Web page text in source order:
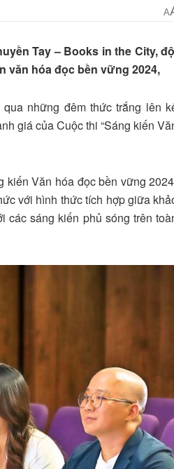
A
Tay – Books in the City,
văn hóa đọc bền vững 2024,
những đêm thức trắng lên
giá của Cuộc thi “Sáng kiến
kiến Văn hóa đọc bền vững
với hình thức tích hợp giữa
các sáng kiến phủ sóng trên